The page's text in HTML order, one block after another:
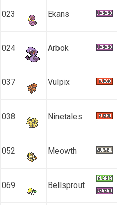
023 Ekans
024 Arbok
037 Vulpix
038 Ninetales
052 Meowth
069 Bellsprout